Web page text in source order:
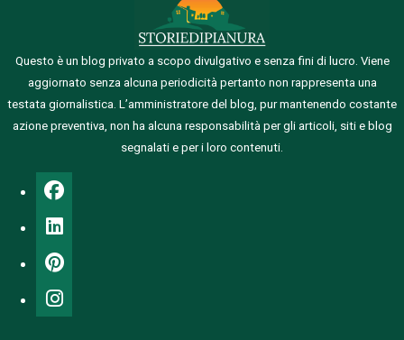
Questo è un blog privato a scopo divulgativo e senza fini di lucro. Viene
aggiornato senza alcuna periodicità pertanto non rappresenta una
testata giornalistica. L’amministratore del blog, pur mantenendo costante
azione preventiva, non ha alcuna responsabilità per gli articoli, siti e blog
segnalati e per i loro contenuti.